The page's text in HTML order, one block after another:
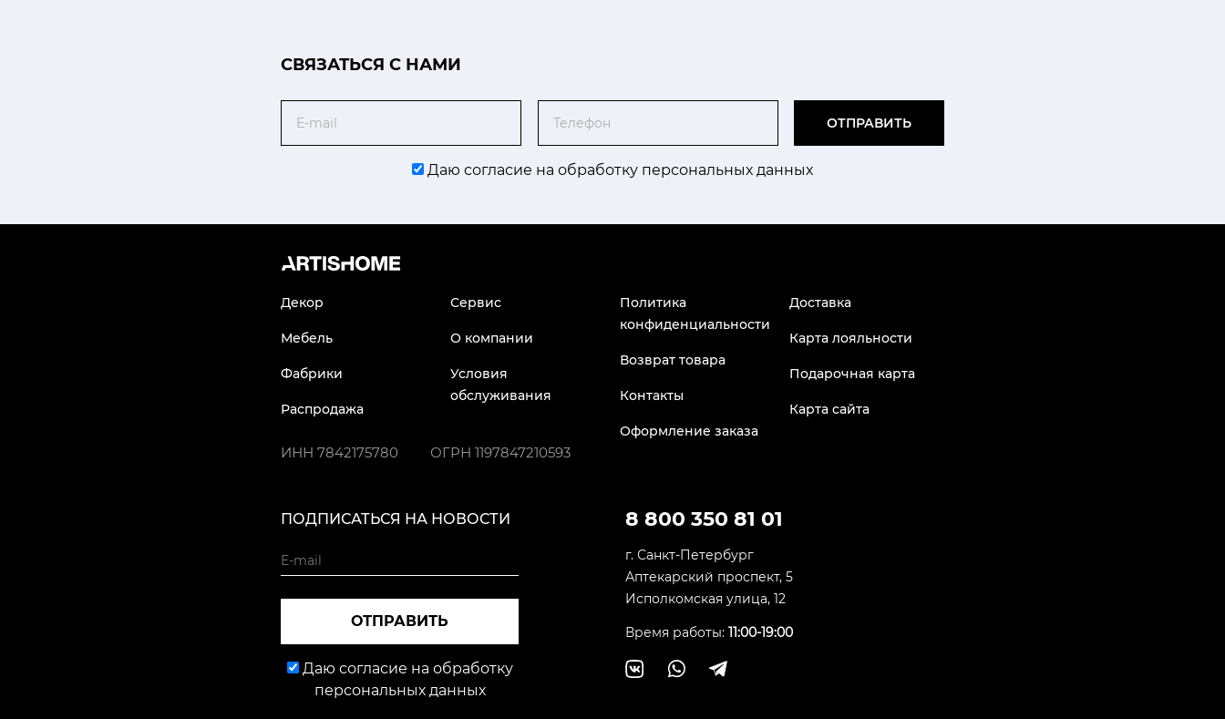
CВЯЗАТЬСЯ С НАМИ
ОТПРАВИТЬ
Даю согласие на обработку персональных данных
Декор
Мебель
Фабрики
Распродажа
Сервис
О компании
Условия
обслуживания
Политика
конфиденциальности
Возврат товара
Контакты
Оформление заказа
Доставка
Карта лояльности
Подарочная карта
Карта сайта
ИНН 7842175780 ОГРН 1197847210593
8 800 350 81 01
г. Санкт-Петербург
Аптекарский проспект, 5
Исполкомская улица, 12
Время работы: 11:00-19:00
ПОДПИСАТЬСЯ НА НОВОСТИ
ОТПРАВИТЬ
Даю согласие на обработку
персональных данных